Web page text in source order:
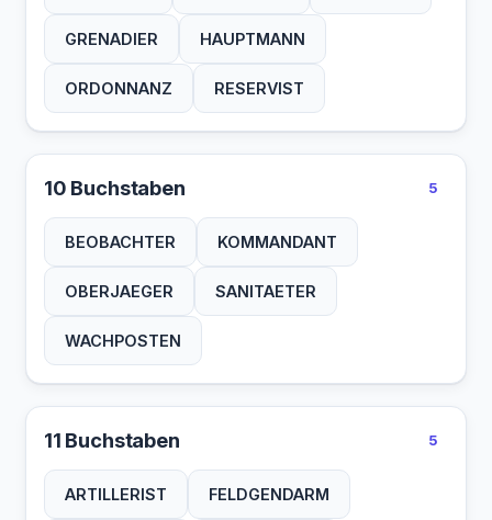
GRENADIER HAUPTMANN
ORDONNANZ RESERVIST
10 Buchstaben 5
BEOBACHTER KOMMANDANT
OBERJAEGER SANITAETER
WACHPOSTEN
11 Buchstaben 5
ARTILLERIST FELDGENDARM